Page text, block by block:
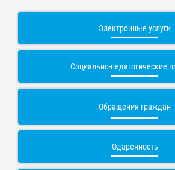
Электронные услуги
Социально-педагогические
Обращения граждан
Одаренность